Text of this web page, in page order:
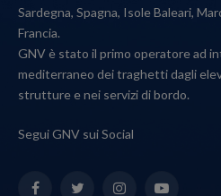
Sardegna, Spagna, Isole Baleari,
Francia.
GNV è stato il primo operatore ad
mediterraneo dei traghetti dagli
strutture e nei servizi di bordo.
Segui GNV sui Social